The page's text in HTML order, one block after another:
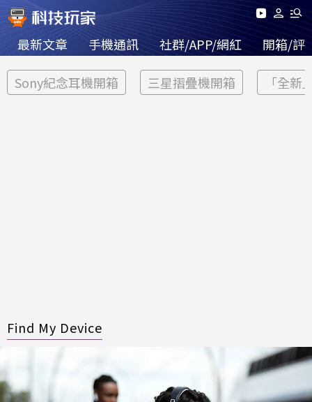
最新文章 手機通訊 社群/APP/網紅 開箱/評
Sony紀念耳機開箱 三星摺疊機開箱 「全新
Find My Device